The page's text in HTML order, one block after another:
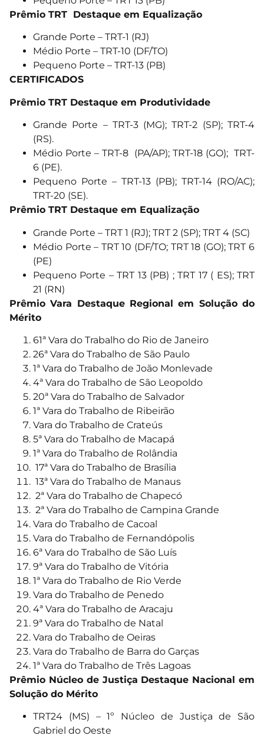
Prêmio TRT Destaque em Equalização
Grande Porte – TRT-1 (RJ)
Médio Porte – TRT-10 (DF/TO)
Pequeno Porte – TRT-13 (PB)
CERTIFICADOS
Prêmio TRT Destaque em Produtividade
Grande Porte – TRT-3 (MG); TRT-2 (SP); TRT-4
(RS).
Médio Porte – TRT-8 (PA/AP); TRT-18 (GO); TRT-
6 (PE).
Pequeno Porte – TRT-13 (PB); TRT-14 (RO/AC);
TRT-20 (SE).
Prêmio TRT Destaque em Equalização
Grande Porte – TRT 1 (RJ); TRT 2 (SP); TRT 4 (SC)
Médio Porte – TRT 10 (DF/TO; TRT 18 (GO); TRT 6
(PE)
Pequeno Porte – TRT 13 (PB) ; TRT 17 ( ES); TRT
21 (RN)
Prêmio Vara Destaque Regional em Solução do
Mérito
61ª Vara do Trabalho do Rio de Janeiro
26ª Vara do Trabalho de São Paulo
1ª Vara do Trabalho de João Monlevade
4ª Vara do Trabalho de São Leopoldo
20ª Vara do Trabalho de Salvador
1ª Vara do Trabalho de Ribeirão
Vara do Trabalho de Crateús
5ª Vara do Trabalho de Macapá
1ª Vara do Trabalho de Rolândia
17ª Vara do Trabalho de Brasília
13ª Vara do Trabalho de Manaus
2ª Vara do Trabalho de Chapecó
2ª Vara do Trabalho de Campina Grande
Vara do Trabalho de Cacoal
Vara do Trabalho de Fernandópolis
6ª Vara do Trabalho de São Luís
9ª Vara do Trabalho de Vitória
1ª Vara do Trabalho de Rio Verde
Vara do Trabalho de Penedo
4ª Vara do Trabalho de Aracaju
9ª Vara do Trabalho de Natal
Vara do Trabalho de Oeiras
Vara do Trabalho de Barra do Garças
1ª Vara do Trabalho de Três Lagoas
Prêmio Núcleo de Justiça Destaque Nacional em
Solução do Mérito
TRT24 (MS) – 1º Núcleo de Justiça de São
Gabriel do Oeste